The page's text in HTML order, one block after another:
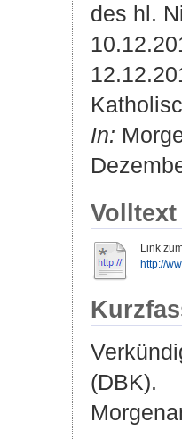
des hl.
In:
Volltext
Link
http://
(DBK).